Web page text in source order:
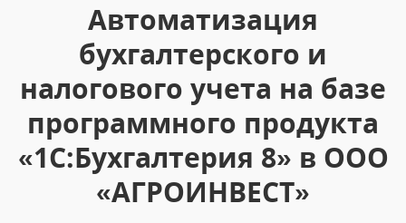
Автоматизация
бухгалтерского и
налогового учета на базе
программного продукта
«1С:Бухгалтерия 8» в ООО
«АГРОИНВЕСТ»